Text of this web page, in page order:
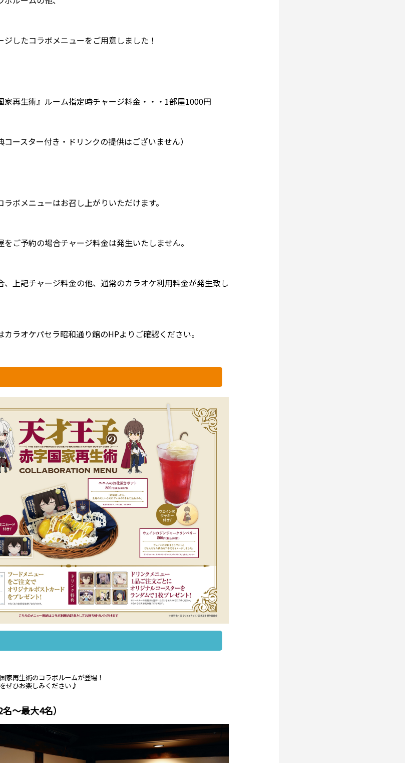
したコラボメニューをご用意しました！
家再生術』ルーム指定時チャージ料金・・・1部屋1000円
コースター付き・ドリンクの提供はございません）
ボメニューはお召し上がりいただけます。
ご予約の場合チャージ料金は発生いたしません。
上記チャージ料金の他、通常のカラオケ利用料金が発生致し
ラオケパセラ昭和通り館のHPよりご確認ください。
家再生術のコラボルームが登場！
ぜひお楽しみください♪
～最大4名）